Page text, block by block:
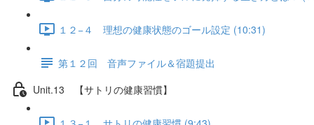
１２−４ 理想の健康状態のゴール設定 (10:31)
第１２回 音声ファイル＆宿題提出
Unit.13 【サトリの健康習慣】